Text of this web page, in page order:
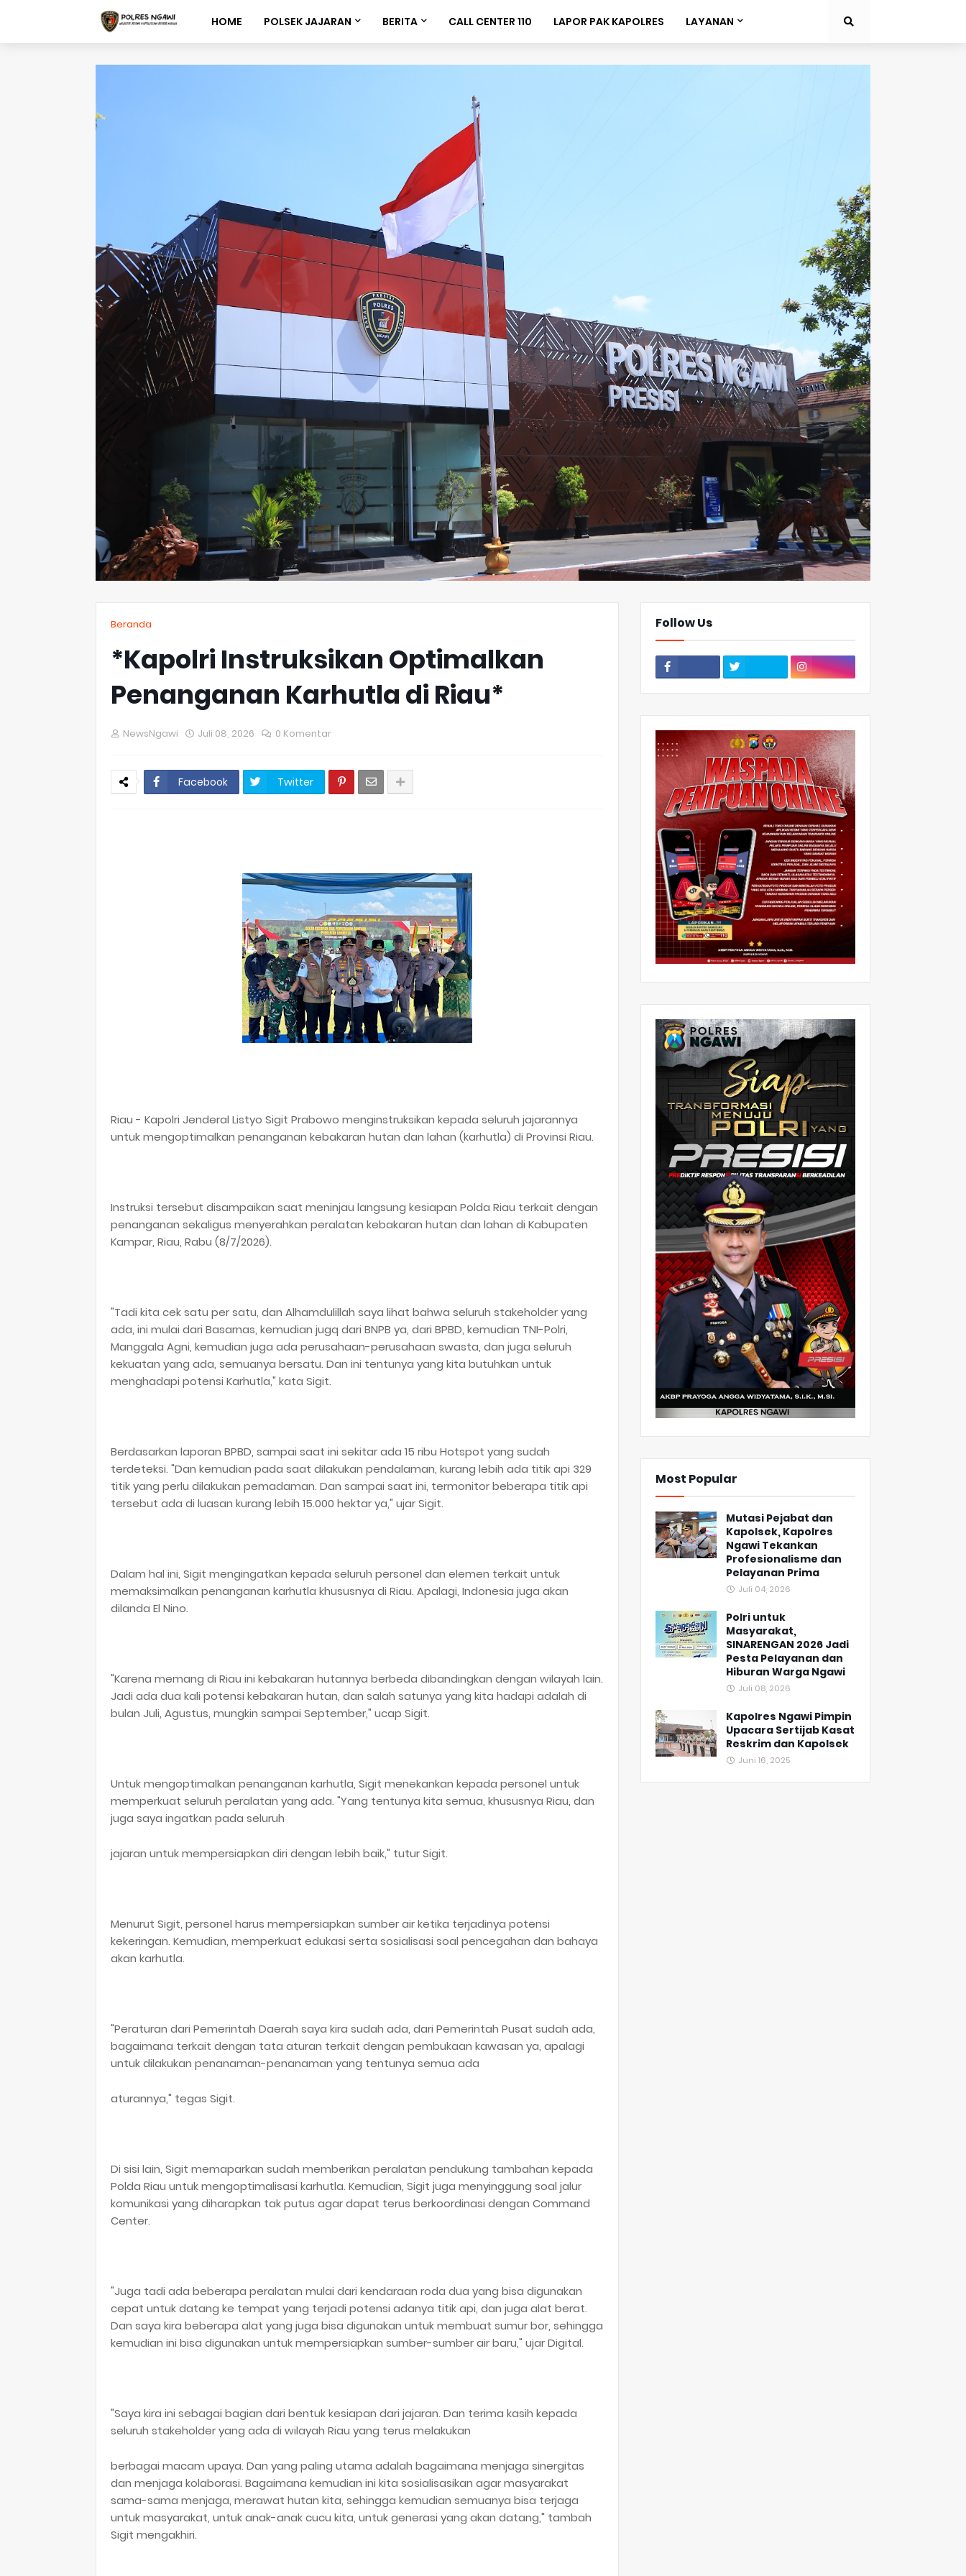
HOME POLSEK JAJARAN BERITA CALL CENTER 110 LAPOR PAK KAPOLRES LAYANAN
Beranda
*Kapolri Instruksikan Optimalkan
Penanganan Karhutla di Riau*
NewsNgawi Juli 08, 2026 0 Komentar
Facebook Twitter
Riau - Kapolri Jenderal Listyo Sigit Prabowo menginstruksikan kepada seluruh jajarannya
untuk mengoptimalkan penanganan kebakaran hutan dan lahan (karhutla) di Provinsi Riau.
Instruksi tersebut disampaikan saat meninjau langsung kesiapan Polda Riau terkait dengan
penanganan sekaligus menyerahkan peralatan kebakaran hutan dan lahan di Kabupaten
Kampar, Riau, Rabu (8/7/2026).
"Tadi kita cek satu per satu, dan Alhamdulillah saya lihat bahwa seluruh stakeholder yang
ada, ini mulai dari Basarnas, kemudian jugq dari BNPB ya, dari BPBD, kemudian TNI-Polri,
Manggala Agni, kemudian juga ada perusahaan-perusahaan swasta, dan juga seluruh
kekuatan yang ada, semuanya bersatu. Dan ini tentunya yang kita butuhkan untuk
menghadapi potensi Karhutla," kata Sigit.
Berdasarkan laporan BPBD, sampai saat ini sekitar ada 15 ribu Hotspot yang sudah
terdeteksi. "Dan kemudian pada saat dilakukan pendalaman, kurang lebih ada titik api 329
titik yang perlu dilakukan pemadaman. Dan sampai saat ini, termonitor beberapa titik api
tersebut ada di luasan kurang lebih 15.000 hektar ya," ujar Sigit.
Dalam hal ini, Sigit mengingatkan kepada seluruh personel dan elemen terkait untuk
memaksimalkan penanganan karhutla khususnya di Riau. Apalagi, Indonesia juga akan
dilanda El Nino.
"Karena memang di Riau ini kebakaran hutannya berbeda dibandingkan dengan wilayah lain.
Jadi ada dua kali potensi kebakaran hutan, dan salah satunya yang kita hadapi adalah di
bulan Juli, Agustus, mungkin sampai September," ucap Sigit.
Untuk mengoptimalkan penanganan karhutla, Sigit menekankan kepada personel untuk
memperkuat seluruh peralatan yang ada. "Yang tentunya kita semua, khususnya Riau, dan
juga saya ingatkan pada seluruh
jajaran untuk mempersiapkan diri dengan lebih baik," tutur Sigit.
Menurut Sigit, personel harus mempersiapkan sumber air ketika terjadinya potensi
kekeringan. Kemudian, memperkuat edukasi serta sosialisasi soal pencegahan dan bahaya
akan karhutla.
"Peraturan dari Pemerintah Daerah saya kira sudah ada, dari Pemerintah Pusat sudah ada,
bagaimana terkait dengan tata aturan terkait dengan pembukaan kawasan ya, apalagi
untuk dilakukan penanaman-penanaman yang tentunya semua ada
aturannya," tegas Sigit.
Di sisi lain, Sigit memaparkan sudah memberikan peralatan pendukung tambahan kepada
Polda Riau untuk mengoptimalisasi karhutla. Kemudian, Sigit juga menyinggung soal jalur
komunikasi yang diharapkan tak putus agar dapat terus berkoordinasi dengan Command
Center.
"Juga tadi ada beberapa peralatan mulai dari kendaraan roda dua yang bisa digunakan
cepat untuk datang ke tempat yang terjadi potensi adanya titik api, dan juga alat berat.
Dan saya kira beberapa alat yang juga bisa digunakan untuk membuat sumur bor, sehingga
kemudian ini bisa digunakan untuk mempersiapkan sumber-sumber air baru," ujar Digital.
"Saya kira ini sebagai bagian dari bentuk kesiapan dari jajaran. Dan terima kasih kepada
seluruh stakeholder yang ada di wilayah Riau yang terus melakukan
berbagai macam upaya. Dan yang paling utama adalah bagaimana menjaga sinergitas
dan menjaga kolaborasi. Bagaimana kemudian ini kita sosialisasikan agar masyarakat
sama-sama menjaga, merawat hutan kita, sehingga kemudian semuanya bisa terjaga
untuk masyarakat, untuk anak-anak cucu kita, untuk generasi yang akan datang," tambah
Sigit mengakhiri.
Follow Us
Most Popular
Mutasi Pejabat dan
Kapolsek, Kapolres
Ngawi Tekankan
Profesionalisme dan
Pelayanan Prima
Juli 04, 2026
Polri untuk
Masyarakat,
SINARENGAN 2026 Jadi
Pesta Pelayanan dan
Hiburan Warga Ngawi
Juli 08, 2026
Kapolres Ngawi Pimpin
Upacara Sertijab Kasat
Reskrim dan Kapolsek
Juni 16, 2025